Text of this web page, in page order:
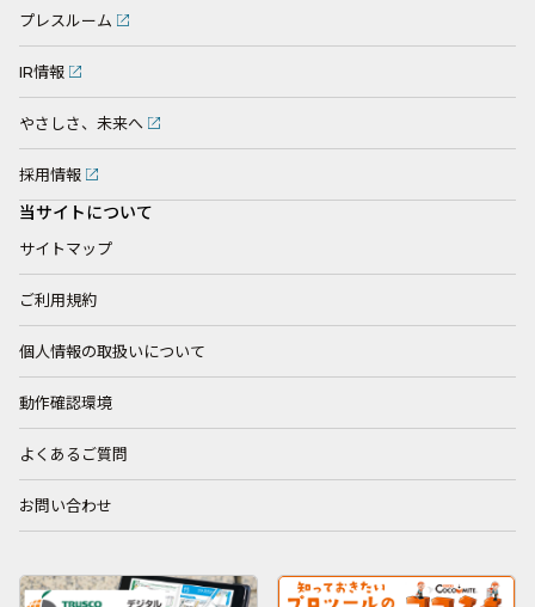
プレスルーム
IR情報
やさしさ、未来へ
採用情報
当サイトについて
サイトマップ
ご利用規約
個人情報の取扱いについて
動作確認環境
よくあるご質問
お問い合わせ